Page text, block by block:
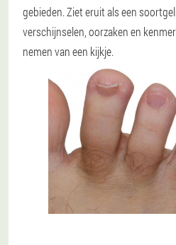
gebieden. Ziet eruit als een
verschijnselen, oorzaken en
nemen van een kijkje.